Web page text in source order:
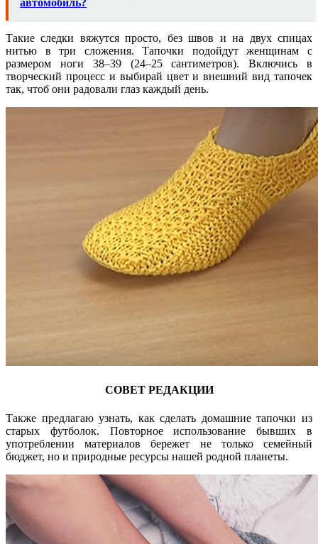
автомобиль?
Такие следки вяжутся просто, без швов и на двух спицах
нитью в три сложения. Тапочки подойдут женщинам с
размером ноги 38–39 (24–25 сантиметров). Включись в
творческий процесс и выбирай цвет и внешний вид тапочек
так, чтоб они радовали глаз каждый день.
СОВЕТ РЕДАКЦИИ
Также предлагаю узнать, как сделать домашние тапочки из
старых футболок. Повторное использование бывших в
употреблении материалов бережет не только семейный
бюджет, но и природные ресурсы нашей родной планеты.